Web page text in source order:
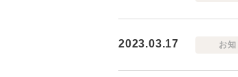
2023.03.17 お